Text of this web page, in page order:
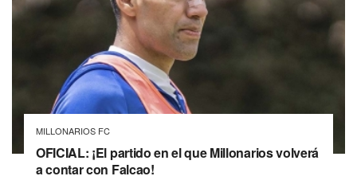
MILLONARIOS FC
OFICIAL: ¡El partido en el que Millonarios volverá
a contar con Falcao!